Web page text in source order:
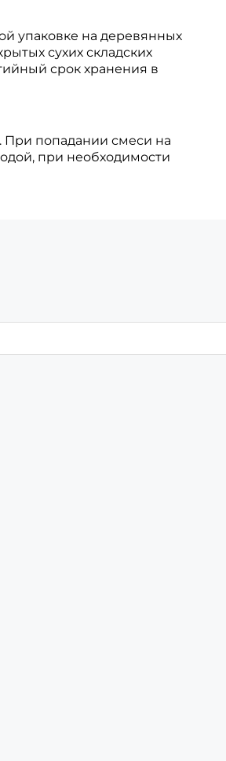
упаковке на деревянных
сухих складских
срок хранения в
При попадании смеси на
при необходимости